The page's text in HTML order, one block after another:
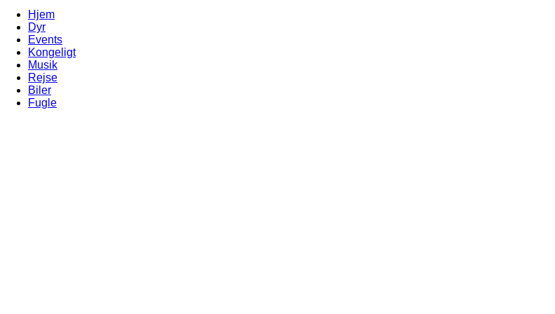
Hjem
Dyr
Events
Kongeligt
Musik
Rejse
Biler
Fugle